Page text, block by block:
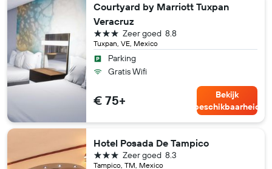
Courtyard by Marriott Tuxpan
Veracruz
Tuxpan, VE, Mexico
8.8
Zeer goed
3 sterren
Parking
Gratis Wifi
€ 75+
Bekijk
beschikbaarheid
Hotel Posada De Tampico
Tampico, TM, Mexico
8.3
Zeer goed
3 sterren